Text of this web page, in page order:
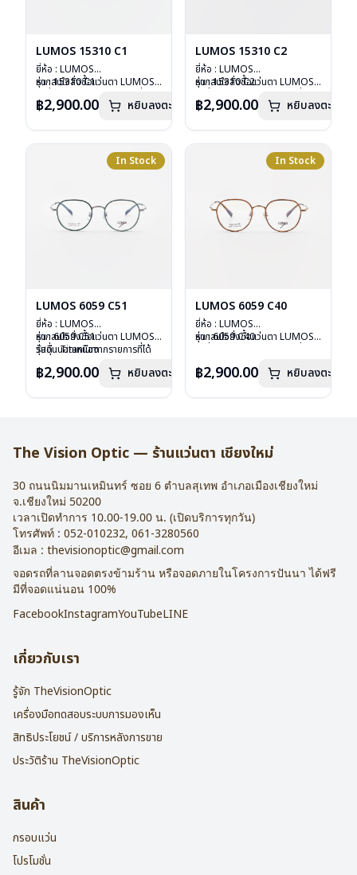
LUMOS 15310 C1
ยี่ห้อ : LUMOS
รุ่น : 15310 C1
เลนส์ : Demo Lens
น้ำหนัก : 16 กรัม
อุปกรณ์ : กล่องแว่น , ผ้าเช็ดแว่น
หากสนใจสั่งชื้อแว่นตา LUMOS
ลงไว้กรุณาติดต่อเราคลิก
฿2,900.00 หยิบลงตะกร้า
LUMOS 15310 C2
ยี่ห้อ : LUMOS
รุ่น : 15310 C2
เลนส์ : Demo Lens
น้ำหนัก : 16 กรัม
อุปกรณ์ : กล่องแว่น , ผ้าเช็ดแว่น
หากสนใจสั่งชื้อแว่นตา LUMOS
ลงไว้กรุณาติดต่อเราคลิก
฿2,900.00 หยิบลงตะกร้า
In Stock
LUMOS 6059 C51
ยี่ห้อ : LUMOS
รุ่น : 6059 C51
วัสดุ : Titanium
บานพับ : ไม่มีสปริง
อุปกรณ์ : กล่องแว่น , ผ้าเช็ดแว่น
หากสนใจสั่งชื้อแว่นตา LUMOS
รุ่นอื่นนอกเหนือจากรายการที่ได้
฿2,900.00 หยิบลงตะกร้า
In Stock
LUMOS 6059 C40
ยี่ห้อ : LUMOS
รุ่น : 6059 C40
บานพับ : ไม่มีสปริง
อุปกรณ์ : กล่องแว่น , ผ้าเช็ดแว่น
หากสนใจสั่งชื้อแว่นตา LUMOS
฿2,900.00 หยิบลงตะกร้า
The Vision Optic — ร้านแว่นตา เชียงใหม่
30 ถนนนิมมานเหมินทร์ ซอย 6 ตำบลสุเทพ อำเภอเมืองเชียงใหม่
จ.เชียงใหม่ 50200
เวลาเปิดทำการ 10.00-19.00 น. (เปิดบริการทุกวัน)
โทรศัพท์ : 052-010232, 061-3280560
อีเมล : thevisionoptic@gmail.com
จอดรถที่ลานจอดตรงข้ามร้าน หรือจอดภายในโครงการปันนา ได้ฟรี
มีที่จอดแน่นอน 100%
FacebookInstagramYouTubeLINE
เกี่ยวกับเรา
รู้จัก TheVisionOptic
เครื่องมือทดสอบระบบการมองเห็น
สิทธิประโยชน์ / บริการหลังการขาย
ประวัติร้าน TheVisionOptic
สินค้า
กรอบแว่น
โปรโมชั่น